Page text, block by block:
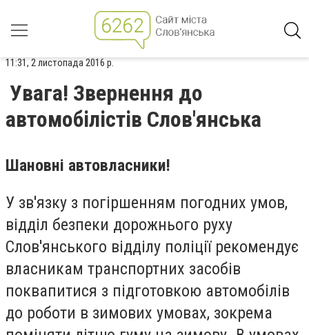
11:31, 2 листопада 2016 р.
Увага! Звернення до
автомобілістів Слов'янська
Шановні автовласники!
У зв'язку з погіршенням погодних умов,
відділ безпеки дорожнього руху
Слов'янського відділу поліції рекомендує
власникам транспортних засобів
поквапитися з підготовкою автомобілів
до роботи в зимових умовах, зокрема